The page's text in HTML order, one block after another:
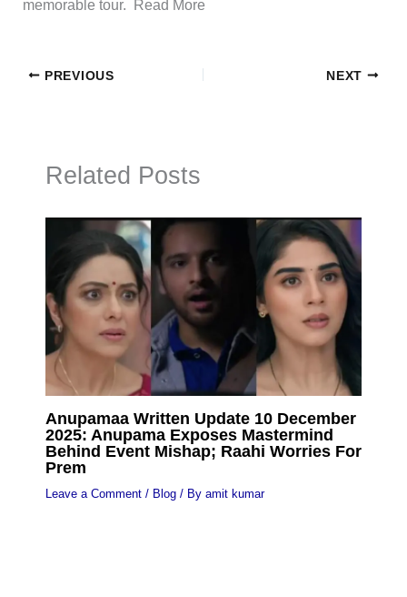
memorable tour. ​Read More
PREVIOUS NEXT
Related Posts
Anupamaa Written Update 10 December
2025: Anupama Exposes Mastermind
Behind Event Mishap; Raahi Worries For
Prem
Leave a Comment / Blog/ By amit kumar